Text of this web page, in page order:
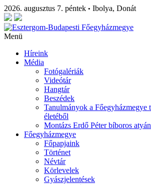
2026. augusztus 7. péntek • Ibolya, Donát
Menü
Híreink
Média
Fotógalériák
Videótár
Hangtár
Beszédek
Tanulmányok a Főegyházmegye
életéből
Montázs Erdő Péter bíboros
Főegyházmegye
Főpapjaink
Történet
Névtár
Körlevelek
Gyászjelentések